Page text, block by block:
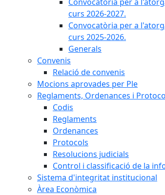
curs 2026-2027.
Convocatòria per a
curs 2025-2026.
Generals
Convenis
Relació de convenis
Mocions aprovades per Ple
Reglaments, Ordenances i
Codis
Reglaments
Ordenances
Protocols
Resolucions judicials
Control i classificació de la
Sistema d'integritat institucional
Àrea Econòmica